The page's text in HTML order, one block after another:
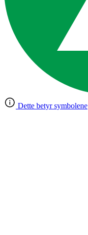
Dette betyr symbolene